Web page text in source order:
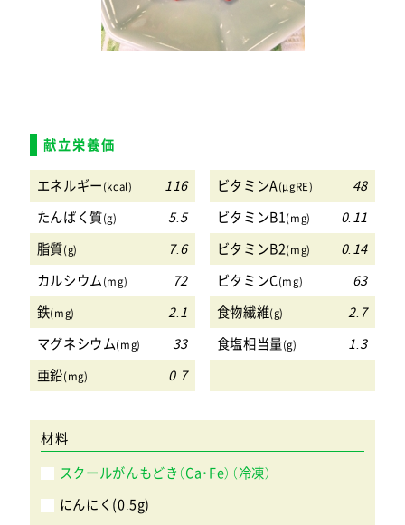
献立栄養価
エネルギー(kcal) 116 ビタミンA(μgRE)
48
たんぱく質(g) 5.5 ビタミンB1(mg)
0.11
脂質(g) 7.6 ビタミンB2(mg)
0.14
カルシウム(mg) 72 ビタミンC(mg)
63
鉄(mg) 2.1 食物繊維(g)
2.7
マグネシウム(mg) 33 食塩相当量(g)
1.3
亜鉛(mg) 0.7
材料
スクールがんもどき（Ca・Fe）（冷凍）
にんにく(0.5g)